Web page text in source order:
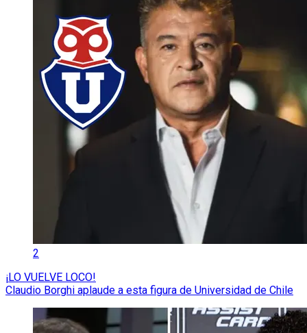
2
¡LO VUELVE LOCO!
Claudio Borghi aplaude a esta figura de Universidad de Chile